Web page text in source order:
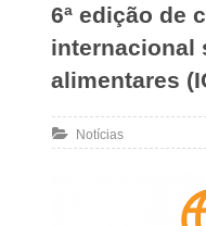
6ª edição de
internacional
alimentares
Notícias